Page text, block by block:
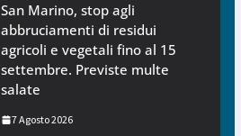
San Marino, stop agli
abbruciamenti di residui
agricoli e vegetali fino al 15
settembre. Previste multe
salate
7 Agosto 2026